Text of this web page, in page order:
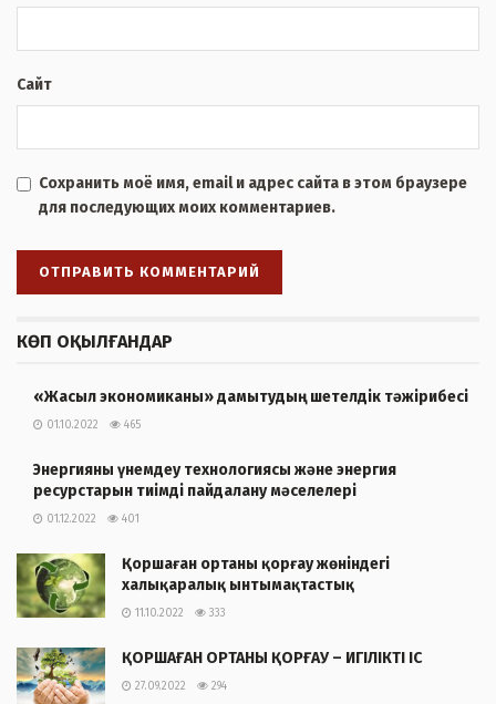
Сайт
Сохранить моё имя, email и адрес сайта в этом браузере
для последующих моих комментариев.
КӨП ОҚЫЛҒАНДАР
«Жасыл экономиканы» дамытудың шетелдік тәжірибесі
01.10.2022 465
Энергияны үнемдеу технологиясы және энергия
ресурстарын тиімді пайдалану мәселелері
01.12.2022 401
Қоршаған ортаны қорғау жөніндегі
халықаралық ынтымақтастық
11.10.2022 333
ҚОРШАҒАН ОРТАНЫ ҚОРҒАУ – ИГІЛІКТІ ІС
27.09.2022 294